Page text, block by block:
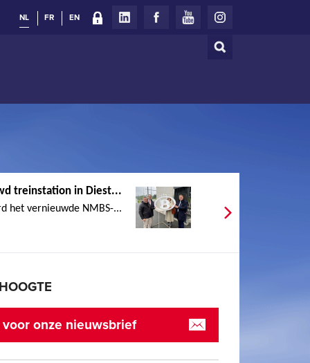
Zoeken
NL FR EN
treinstation in Diest...
het vernieuwde NMBS-...
onze nieuwsbrief